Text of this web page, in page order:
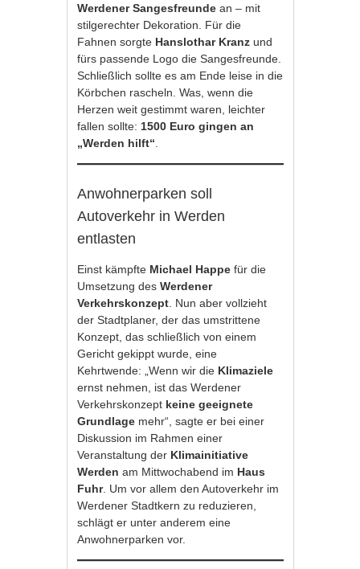
Werdener Sangesfreunde an – mit
stilgerechter Dekoration. Für die
Fahnen sorgte Hanslothar Kranz und
fürs passende Logo die Sangesfreunde.
Schließlich sollte es am Ende leise in die
Körbchen rascheln. Was, wenn die
Herzen weit gestimmt waren, leichter
fallen sollte: 1500 Euro gingen an
„Werden hilft“
Anwohnerparken soll
Autoverkehr in Werden
entlasten
Einst kämpfte Michael Happe für die
Umsetzung desWerdener
Verkehrskonzept . Nun aber vollzieht
der Stadtplaner, der das umstrittene
Konzept, das schließlich von einem
Gericht gekippt wurde, eine
Kehrtwende: „Wenn wir die Klimaziele
ernst nehmen, ist das Werdener
Verkehrskonzept keine geeignete
Grundlage mehr“, sagte er bei einer
Diskussion im Rahmen einer
Veranstaltung der Klimainitiative
Werden am Mittwochabend im Haus
Fuhr. Um vor allem den Autoverkehr im
Werdener Stadtkern zu reduzieren,
schlägt er unter anderem eine
Anwohnerparken vor.